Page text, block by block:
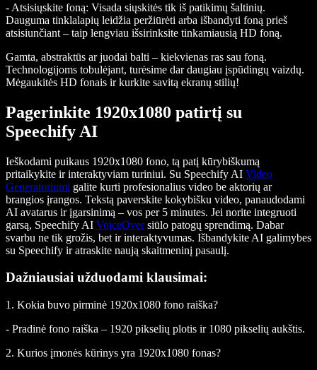
- Atsisiųskite foną: Visada siųskitės tik iš patikimų šaltinių.
Dauguma tinklalapių leidžia peržiūrėti arba išbandyti foną prieš
atsisiunčiant – taip lengviau išsirinksite tinkamiausią HD foną.
Gamta, abstraktūs ar juodai balti – kiekvienas ras sau foną.
Technologijoms tobulėjant, turėsime dar daugiau įspūdingų vaizdų.
Mėgaukitės HD fonais ir kurkite savitą ekranų stilių!
Pagerinkite 1920x1080 patirtį su
Speechify AI
Ieškodami puikaus 1920x1080 fono, tą patį kūrybiškumą
pritaikykite ir interaktyviam turiniui. Su Speechify AI Video
Generatoriumi galite kurti profesionalius video be aktorių ar
brangios įrangos. Tekstą paverskite kokybišku video, panaudodami
AI avatarus ir įgarsinimą – vos per 5 minutes. Jei norite integruoti
garsą, Speechify AI VoiceOversiūlo patogų sprendimą. Dabar
svarbu ne tik grožis, bet ir interaktyvumas. Išbandykite AI galimybes
su Speechify ir atraskite naują skaitmeninį pasaulį.
Dažniausiai užduodami klausimai:
1. Kokia buvo pirminė 1920x1080 fono raiška?
- Pradinė fono raiška – 1920 pikselių plotis ir 1080 pikselių aukštis.
2. Kurios įmonės kūrinys yra 1920x1080 fonas?